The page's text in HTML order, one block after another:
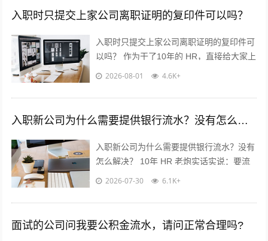
入职时只提交上家公司离职证明的复印件可以吗？
入职时只提交上家公司离职证明的复印件可
以吗？ 作为干了10年的 HR，直接给大家上
干货，不绕弯子！ 答案：分情况，但大概
2026-08-01 4.6K+
入职新公司为什么需要提供银行流水？没有怎么解决？
入职新公司为什么需要提供银行流水？没有
怎么解决？ 10年 HR 老炮实话实说：要流
水真不是公司故意刁难你！? 核心就3点：
2026-07-30 6.1K+
面试的公司问我要公积金流水，请问正常合理吗?